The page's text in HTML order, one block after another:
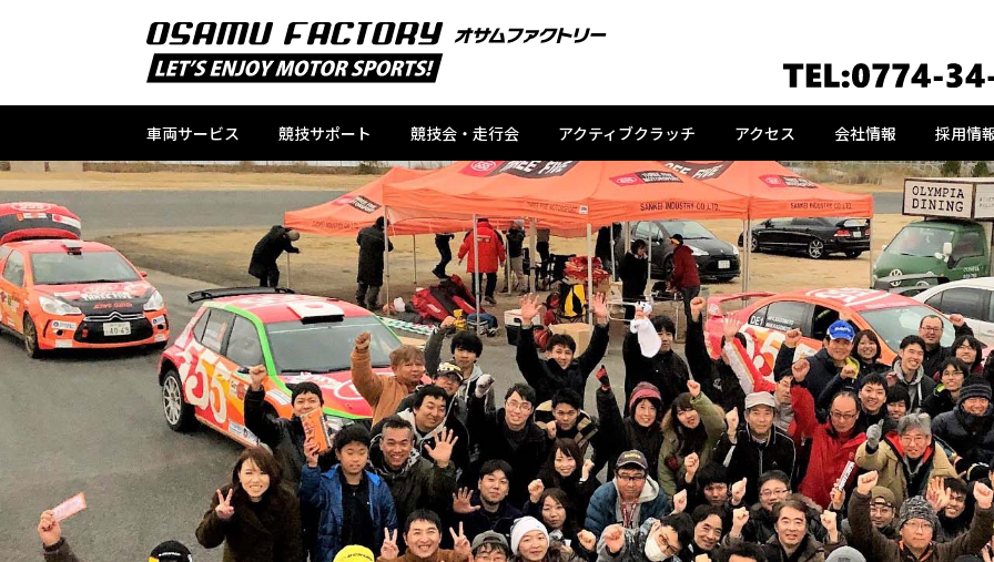
車両サービス 競技サポート 競技会・走行会 アクティブクラッチ アクセス 会社情報 採用情